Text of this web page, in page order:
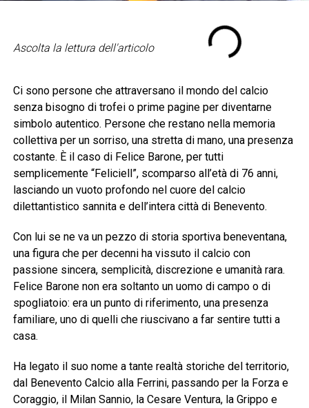
Ascolta la lettura dell'articolo
Ci sono persone che attraversano il mondo del calcio
senza bisogno di trofei o prime pagine per diventarne
simbolo autentico. Persone che restano nella memoria
collettiva per un sorriso, una stretta di mano, una presenza
costante. È il caso di Felice Barone, per tutti
semplicemente “Feliciell”, scomparso all’età di 76 anni,
lasciando un vuoto profondo nel cuore del calcio
dilettantistico sannita e dell’intera città di Benevento.
Con lui se ne va un pezzo di storia sportiva beneventana,
una figura che per decenni ha vissuto il calcio con
passione sincera, semplicità, discrezione e umanità rara.
Felice Barone non era soltanto un uomo di campo o di
spogliatoio: era un punto di riferimento, una presenza
familiare, uno di quelli che riuscivano a far sentire tutti a
casa.
Ha legato il suo nome a tante realtà storiche del territorio,
dal Benevento Calcio alla Ferrini, passando per la Forza e
Coraggio, il Milan Sannio, la Cesare Ventura, la Grippo e